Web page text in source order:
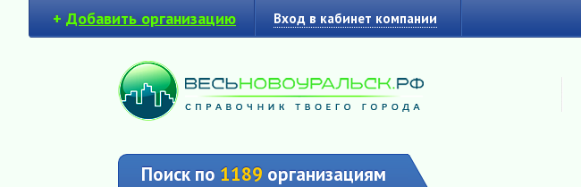
+ Добавить организацию Вход в кабинет компании
Поиск по 1189 организациям